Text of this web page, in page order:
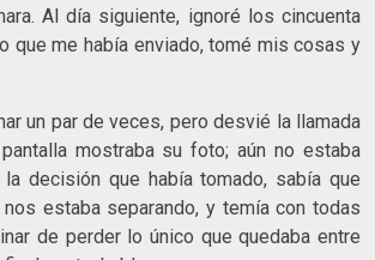
Al día siguiente, ignoré los cincuenta
que me había enviado, tomé mis cosas y
un par de veces, pero desvié la llamada
mostraba su foto; aún no estaba
decisión que había tomado, sabía que
estaba separando, y temía con todas
de perder lo único que quedaba entre